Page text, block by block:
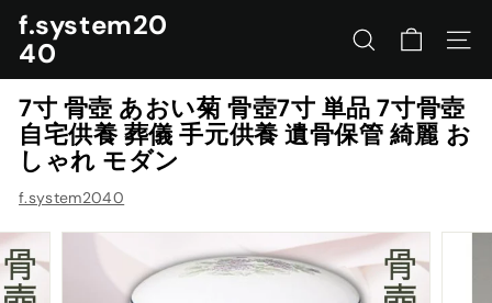
ン
プ
す
る
f.system20
40
サイトを検索する
ナビ
7寸 骨壺 あおい菊 骨壺7寸 単品 7寸骨壺
自宅供養 葬儀 手元供養 遺骨保管 綺麗 お
しゃれ モダン
f.system2040